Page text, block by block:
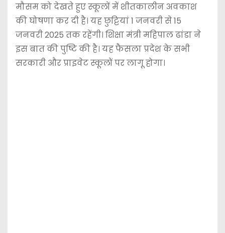
मौसम को देखते हुए स्कूलों में शीतकालीन अवकाश
की घोषणा कर दी है। यह छुट्टियां 1 जनवरी से 15
जनवरी 2025 तक रहेंगी। शिक्षा मंत्री महिपाल ढांडा ने
इस बात की पुष्टि की है। यह फैसला प्रदेश के सभी
सरकारी और प्राइवेट स्कूलों पर लागू होगा।